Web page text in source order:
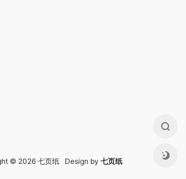
© 2026 七页纸 Design by 七页纸